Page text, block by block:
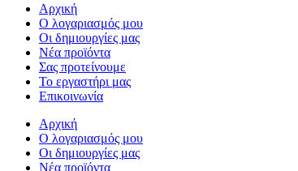
Αρχική
Ο λογαριασμός μου
Οι δημιουργίες μας
Νέα προϊόντα
Σας προτείνουμε
Το εργαστήρι μας
Επικοινωνία
Αρχική
Ο λογαριασμός μου
Οι δημιουργίες μας
Νέα προϊόντα